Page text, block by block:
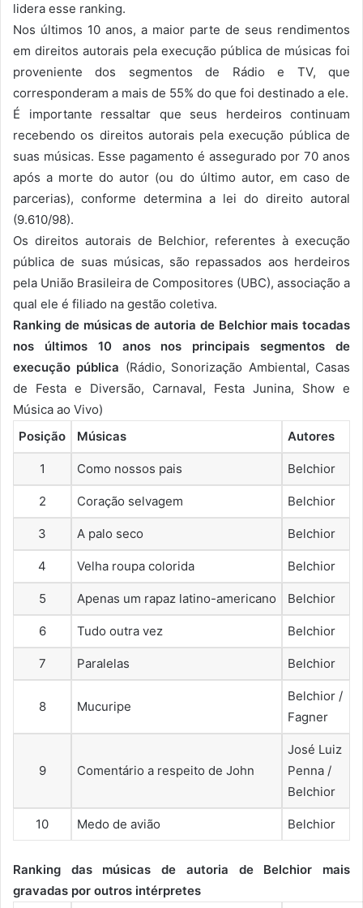
lidera esse ranking.
Nos últimos 10 anos, a maior parte de seus rendimentos
em direitos autorais pela execução pública de músicas foi
proveniente dos segmentos de Rádio e TV, que
corresponderam a mais de 55% do que foi destinado a ele.
É importante ressaltar que seus herdeiros continuam
recebendo os direitos autorais pela execução pública de
suas músicas. Esse pagamento é assegurado por 70 anos
após a morte do autor (ou do último autor, em caso de
parcerias), conforme determina a lei do direito autoral
(9.610/98).
Os direitos autorais de Belchior, referentes à execução
pública de suas músicas, são repassados aos herdeiros
pela União Brasileira de Compositores (UBC), associação a
qual ele é filiado na gestão coletiva.
Ranking de músicas de autoria de Belchior mais tocadas
nos últimos 10 anos nos principais segmentos de
execução pública (Rádio, Sonorização Ambiental, Casas
de Festa e Diversão, Carnaval, Festa Junina, Show e
Música ao Vivo)
Posição
Músicas Autores
1 Como nossos pais Belchior
2 Coração selvagem Belchior
3 A palo seco Belchior
4 Velha roupa colorida Belchior
5 Apenas um rapaz latino-americano Belchior
6 Tudo outra vez Belchior
7 Paralelas Belchior
8 Mucuripe
Belchior /
Fagner
9 Comentário a respeito de John
José Luiz
Penna /
Belchior
10 Medo de avião Belchior
Ranking das músicas de autoria de Belchior mais
gravadas por outros intérpretes